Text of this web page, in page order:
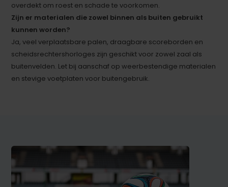
overdekt om roest en schade te voorkomen.
Zijn er materialen die zowel binnen als buiten gebruikt
kunnen worden?
Ja, veel verplaatsbare palen, draagbare scoreborden en
scheidsrechtershorloges zijn geschikt voor zowel zaal als
buitenvelden. Let bij aanschaf op weerbestendige materialen
en stevige voetplaten voor buitengebruik.